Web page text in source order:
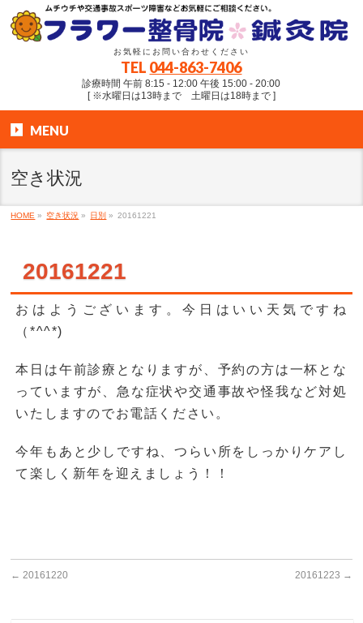
お気軽にお問い合わせください
TEL 044-863-7406
診療時間 午前 8:15 - 12:00 午後 15:00 - 20:00
[ ※水曜日は13時まで 土曜日は18時まで ]
MENU
空き状況
HOME » 空き状況 » 日別 » 20161221
20161221
おはようございます。今日はいい天気ですね
（*^^*)
本日は午前診療となりますが、予約の方は一杯とな
っていますが、急な症状や交通事故や怪我など対処
いたしますのでお電話ください。
今年もあと少しですね、つらい所をしっかりケアし
て楽しく新年を迎えましょう！！
← 20161220 20161223 →